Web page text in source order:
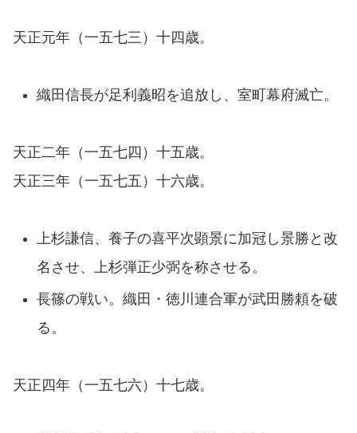
天正元年（一五七三）十四歳。
織田信長が足利義昭を追放し、室町幕府滅亡。
天正二年（一五七四）十五歳。
天正三年（一五七五）十六歳。
上杉謙信、養子の喜平次顕景に加冠し景勝と改
名させ、上杉弾正少弼を称させる。
長篠の戦い。織田・徳川連合軍が武田勝頼を破
る。
天正四年（一五七六）十七歳。